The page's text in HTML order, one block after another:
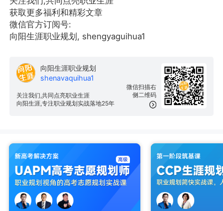
获取更多福利和精彩文章
微信官方订阅号:
向阳生涯职业规划, shengyaguihua1
微信扫描右
侧二维码
向阳生涯职业规划
shenavaquihua1
关注我们,共同点亮职业生涯
向阳生涯,专注职业规划实战落地25年